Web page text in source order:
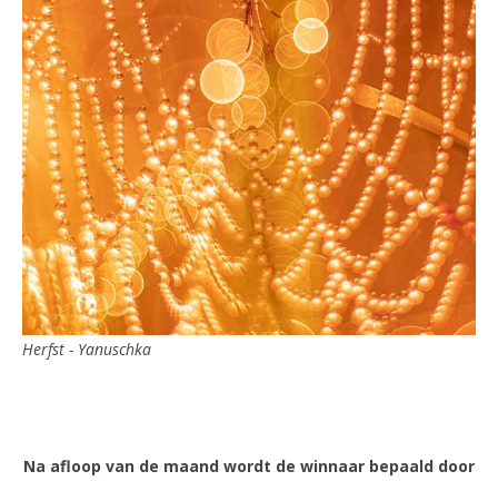
Herfst - Yanuschka
Na afloop van de maand wordt de winnaar bepaald door